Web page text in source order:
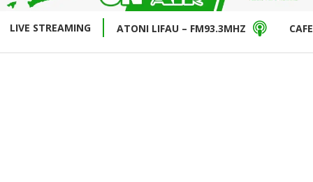
LIVE STREAMING ATONI LIFAU – FM93.3MHZ